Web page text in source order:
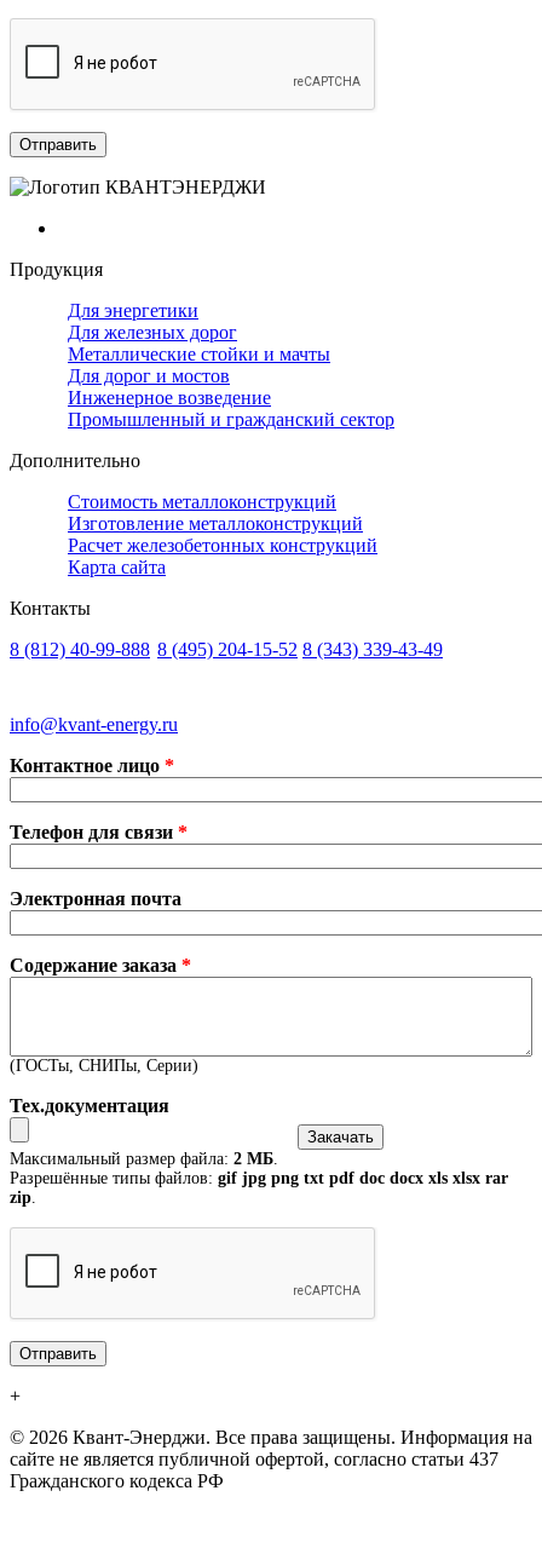
Продукция
Для энергетики
Для железных дорог
Металлические стойки и мачты
Для дорог и мостов
Инженерное возведение
Промышленный и гражданский сектор
Дополнительно
Стоимость металлоконструкций
Изготовление металлоконструкций
Расчет железобетонных конструкций
Карта сайта
Контакты
8 (812) 40-99-888 8 (495) 204-15-52 8 (343) 339-43-49
info@kvant-energy.ru
Контактное лицо *
Телефон для связи *
Электронная почта
Содержание заказа *
(ГОСТы, СНИПы, Серии)
Тех.документация
Максимальный размер файла: 2 МБ.
Разрешённые типы файлов: gif jpg png txt pdf doc docx xls xlsx rar
zip.
+
© 2026 Квант-Энерджи. Все права защищены. Информация на
сайте не является публичной офертой, согласно статьи 437
Гражданского кодекса РФ